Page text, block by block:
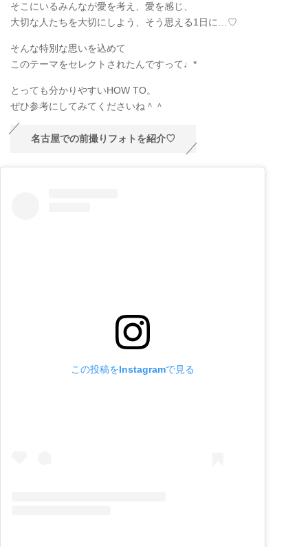
そこにいるみんなが愛を考え、愛を感じ、
大切な人たちを大切にしよう、そう思える1日に…♡
そんな特別な思いを込めて
このテーマをセレクトされたんですって♩*
とっても分かりやすいHOW TO。
ぜひ参考にしてみてくださいね＾＾
名古屋での前撮りフォトを紹介♡
この投稿をInstagramで見る